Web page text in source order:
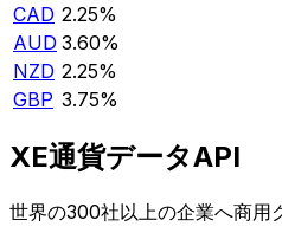
CAD 2.25%
AUD 3.60%
NZD 2.25%
GBP 3.75%
XE通貨データAPI
世界の300社以上の企業へ商用